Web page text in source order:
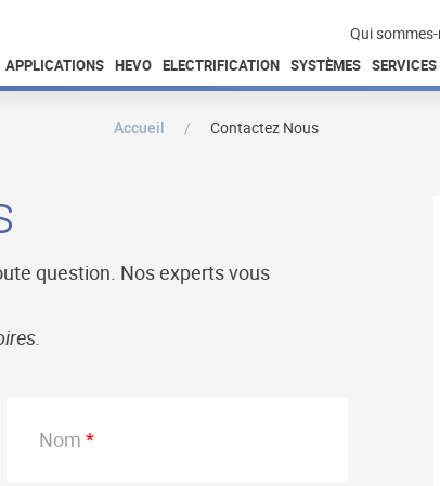
Qui
APPLICATIONS HEVO ELECTRIFICATION SYSTÈMES
Accueil Contactez Nous
question. Nos experts vous
Nom